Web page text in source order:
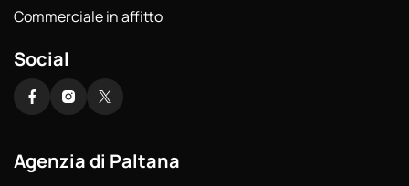
Commerciale in affitto
Social
Agenzia di Paltana